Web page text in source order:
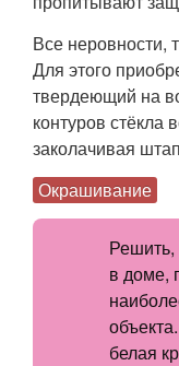
Все
Для этого
твердеющий на
контуров стёкла
заколачивая
Окрашивание
Решить,
в доме,
белая